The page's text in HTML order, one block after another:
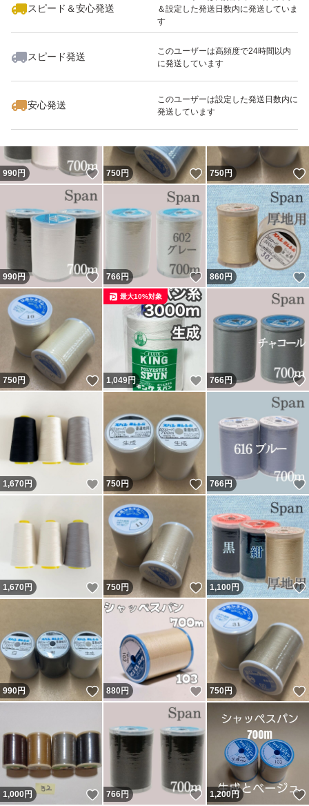
スピード＆安心発送
＆設定した発送日数内に発送していま
す
スピード発送
このユーザーは高頻度で24時間以内
に発送しています
安心発送
このユーザーは設定した発送日数内に
発送しています
いいね！
766
990円 いいね！
750円 いいね！
750円
990円 いいね！
766円 いいね！
860円
750円 いいね！
1,049円 いいね！
最大10%対象
766円
1,670 円 いいね！
750円 いいね！
766円
1,670 円 いいね！
750円 いいね！
1,100円
990円 いいね！
880円 いいね！
750円
1,000円 いいね！
766円 いいね！
1,200円